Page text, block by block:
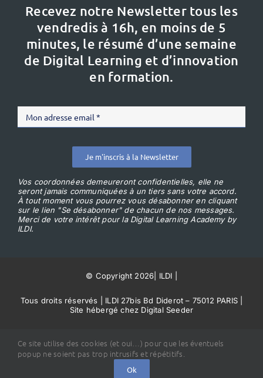
Recevez notre Newsletter tous les
vendredis à 16h, en moins de 5
minutes, le résumé d’une semaine
de Digital Learning et d’innovation
en formation.
Je m'inscris à la Newsletter
Vos coordonnées demeureront confidentielles, elle ne
seront jamais communiquées à un tiers sans votre accord.
À tout moment vous pourrez vous désabonner en cliquant
sur le lien "Se désabonner" de chacun de nos messages.
Merci de votre intérêt pour la Digital Learning Academy by
ILDI.
© Copyright 2026 ILDI
Tous droits réservés | ILDI 27bis Bd Diderot – 75012 PARIS |
Site hébergé chez Digital Seeder
Ce site utilise des cookies (et oui…) pour que les éventuels
popup ne soient pas trop intrusifs et répétitifs.
Ok